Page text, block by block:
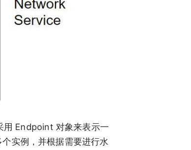
用 Endpoint 对象来表示一
实例，并根据需要进行水